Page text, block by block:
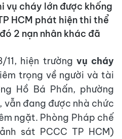
vụ cháy lớn được khống
HCM phát hiện thi thể
2 nạn nhân khác đã
hiện trường vụ cháy
trọng về người và tài
Hồ Bá Phấn, phường
vẫn đang được nhà chức
ngặt. Phòng Pháp chế
sát PCCC TP HCM)